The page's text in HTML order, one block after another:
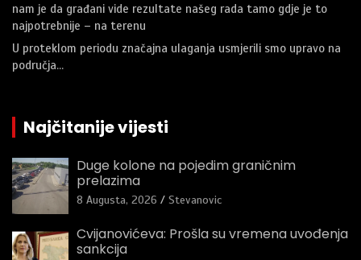
nam je da građani vide rezultate našeg rada tamo gdje je to
najpotrebnije – na terenu
U proteklom periodu značajna ulaganja usmjerili smo upravo na
područja…
Najčitanije vijesti
Duge kolone na pojedim graničnim
prelazima
8 Augusta, 2026 Stevanovic
Cvijanovićeva: Prošla su vremena uvođenja
sankcija